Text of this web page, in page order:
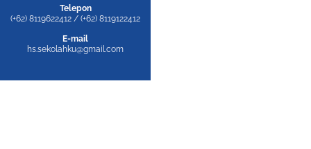
Telepon
(+62) 8119622412 / (+62) 8119122412
E-mail
hs.sekolahku@gmail.com